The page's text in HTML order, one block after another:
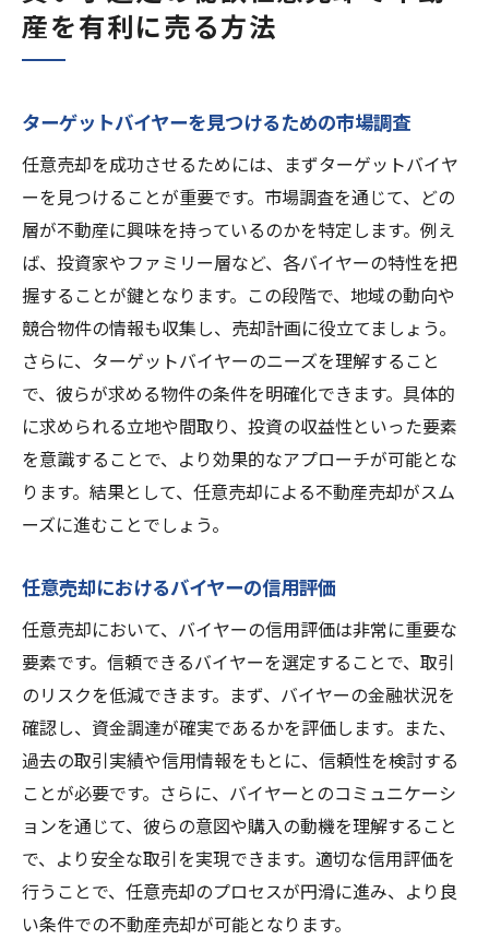
産を有利に売る方法
ターゲットバイヤーを見つけるための市場調査
任意売却を成功させるためには、まずターゲットバイヤ
ーを見つけることが重要です。市場調査を通じて、どの
層が不動産に興味を持っているのかを特定します。例え
ば、投資家やファミリー層など、各バイヤーの特性を把
握することが鍵となります。この段階で、地域の動向や
競合物件の情報も収集し、売却計画に役立てましょう。
さらに、ターゲットバイヤーのニーズを理解すること
で、彼らが求める物件の条件を明確化できます。具体的
に求められる立地や間取り、投資の収益性といった要素
を意識することで、より効果的なアプローチが可能とな
ります。結果として、任意売却による不動産売却がスム
ーズに進むことでしょう。
任意売却におけるバイヤーの信用評価
任意売却において、バイヤーの信用評価は非常に重要な
要素です。信頼できるバイヤーを選定することで、取引
のリスクを低減できます。まず、バイヤーの金融状況を
確認し、資金調達が確実であるかを評価します。また、
過去の取引実績や信用情報をもとに、信頼性を検討する
ことが必要です。さらに、バイヤーとのコミュニケーシ
ョンを通じて、彼らの意図や購入の動機を理解すること
で、より安全な取引を実現できます。適切な信用評価を
行うことで、任意売却のプロセスが円滑に進み、より良
い条件での不動産売却が可能となります。